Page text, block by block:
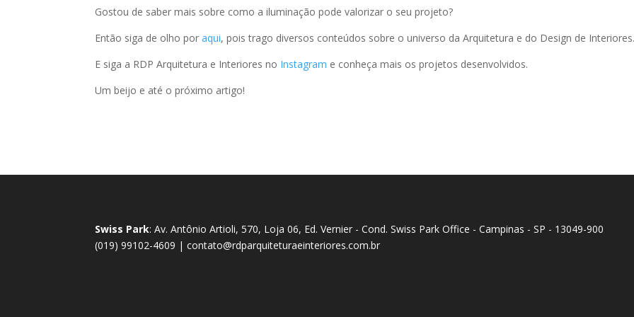
Gostou de saber mais sobre como a iluminação pode valorizar o seu projeto?
Então siga de olho poraqui, pois trago diversos conteúdos sobre o universo da Arquitetura e do Design de
E siga a RDP Arquitetura e Interiores no Instagram e conheça mais os projetos desenvolvidos.
Um beijo e até o próximo artigo!
Swiss Park: Av. Antônio Artioli, 570, Loja 06, Ed. Vernier - Cond. Swiss Park Office - Campinas - SP - 13049-900
(019) 99102-4609 | contato@rdparquiteturaeinteriores.com.br